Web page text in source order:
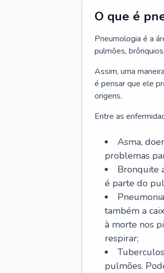
O que é
Pneumologia é a
pulmões,
Assim, uma
é pensar que ele
origens.
Entre as
Asma,
problemas
Bronquite
é parte do
também a
à morte nos
respirar;
pulmões.